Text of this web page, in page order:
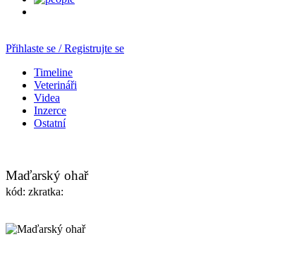
Přihlaste se / Registrujte se
Timeline
Veterináři
Videa
Inzerce
Ostatní
Maďarský ohař
kód: zkratka: